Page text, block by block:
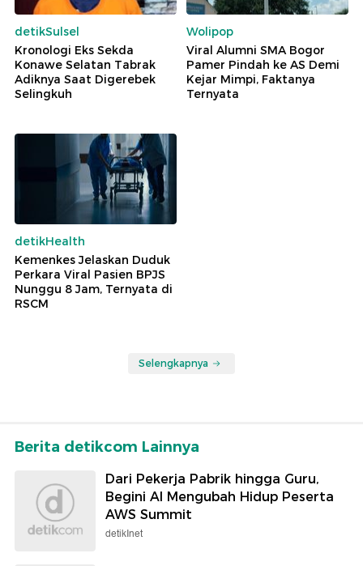
detikSulsel
Kronologi Eks Sekda
Konawe Selatan Tabrak
Adiknya Saat Digerebek
Selingkuh
Wolipop
Viral Alumni SMA Bogor
Pamer Pindah ke AS Demi
Kejar Mimpi, Faktanya
Ternyata
detikHealth
Kemenkes Jelaskan Duduk
Perkara Viral Pasien BPJS
Nunggu 8 Jam, Ternyata di
RSCM
Selengkapnya
Berita detikcom Lainnya
Dari Pekerja Pabrik hingga Guru,
Begini AI Mengubah Hidup Peserta
AWS Summit
detikInet